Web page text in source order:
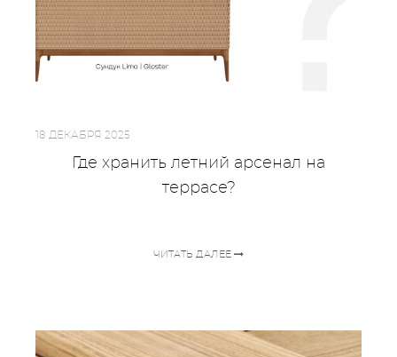
18 ДЕКАБРЯ 2025
Где хранить летний арсенал на
террасе?
ЧИТАТЬ ДАЛЕЕ